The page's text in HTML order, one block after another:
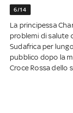
6/14
La principessa
problemi di salute
Sudafrica per
pubblico dopo la
Croce Rossa dello